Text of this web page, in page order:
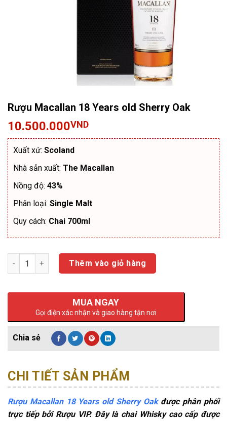
Rượu Macallan 18 Years old Sherry Oak
10.500.000VND
Xuất xứ: Scoland
Nhà sản xuất: The Macallan
Nồng độ: 43%
Phân loại: Single Malt
Quy cách: Chai 700ml
Số lượng Thêm vào giỏ hàng
MUA NGAY
Gọi điện xác nhận và giao hàng tận nơi
CHI TIẾT SẢN PHẨM
Rượu Macallan 18 Years old Sherry Oak được phân phối
trực tiếp bởi Rượu VIP. Đây là chai Whisky cao cấp được